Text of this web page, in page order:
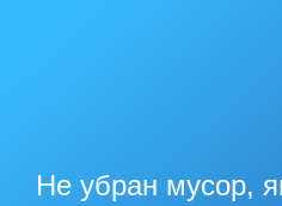
Не убран мусор,